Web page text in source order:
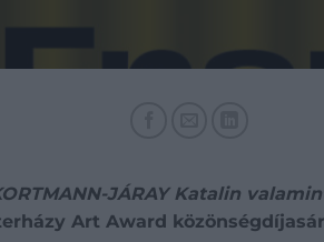
JÁRAY Katalin
Art Award